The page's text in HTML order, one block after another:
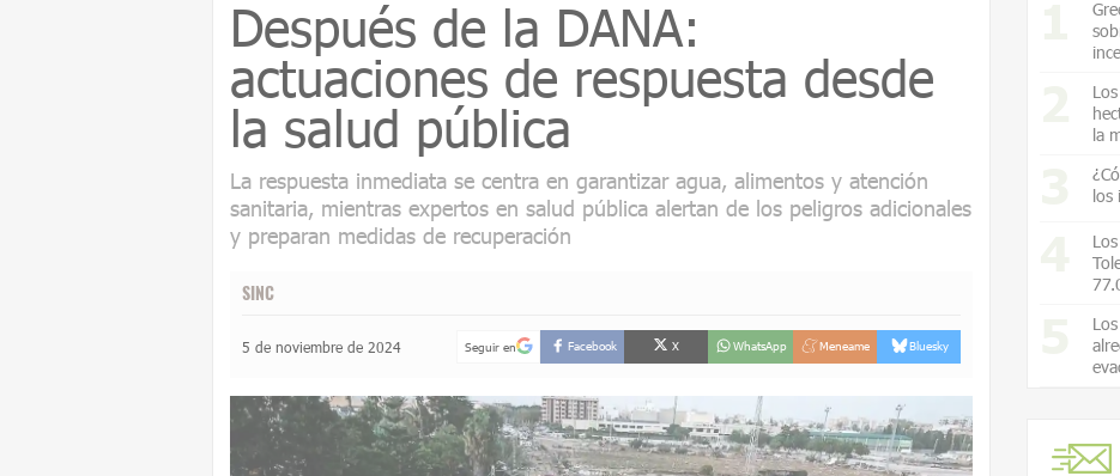
Después de la DANA:
actuaciones de respuesta desde
la salud pública
La respuesta inmediata se centra en garantizar agua, alimentos y atención
sanitaria, mientras expertos en salud pública alertan de los peligros adicionales
y preparan medidas de recuperación
SINC
5 de noviembre de 2024 Seguir en Facebook X WhatsApp Meneame Bluesky
la
los